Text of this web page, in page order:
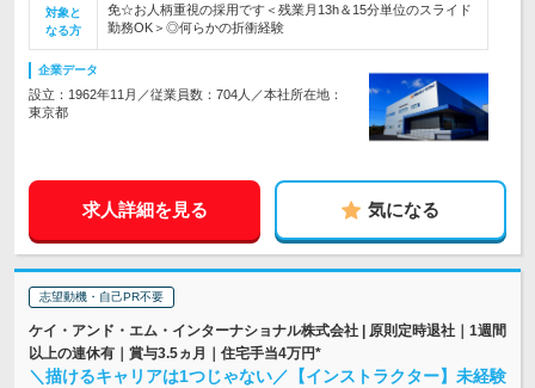
対象と
なる方
免☆お人柄重視の採用です＜残業月13h＆15分単位のスライド
勤務OK＞◎何らかの折衝経験
企業データ
設立：1962年11月／従業員数：704人／本社所在地：
東京都
求人詳細を見る 気になる
志望動機・自己PR不要
ケイ・アンド・エム・インターナショナル株式会社 | 原則定時退社｜1週間
以上の連休有｜賞与3.5ヵ月｜住宅手当4万円*
＼描けるキャリアは1つじゃない／【インストラクター】未経験